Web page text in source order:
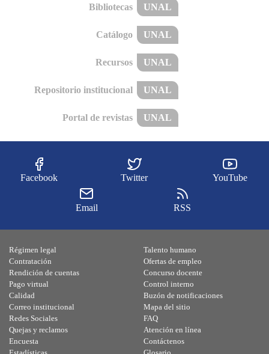
Bibliotecas UNAL
Catálogo UNAL
Recursos UNAL
Repositorio institucional UNAL
Portal de revistas UNAL
Facebook Twitter YouTube
Email RSS
Régimen legal
Contratación
Rendición de cuentas
Pago virtual
Calidad
Talento humano
Ofertas de empleo
Concurso docente
Control interno
Buzón de notificaciones
Correo institucional
Redes Sociales
Quejas y reclamos
Encuesta
Mapa del sitio
FAQ
Atención en línea
Contáctenos